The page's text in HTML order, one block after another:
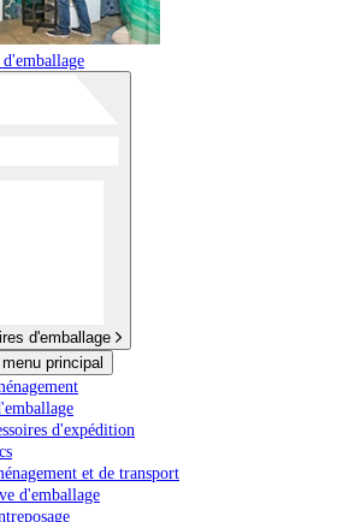
d'emballage
d'emballage
principal
d'expédition
et de transport
d'emballage